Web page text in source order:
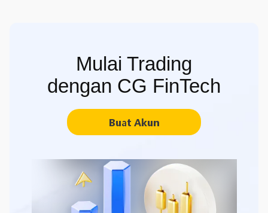
Mulai Trading
dengan CG FinTech
Buat Akun